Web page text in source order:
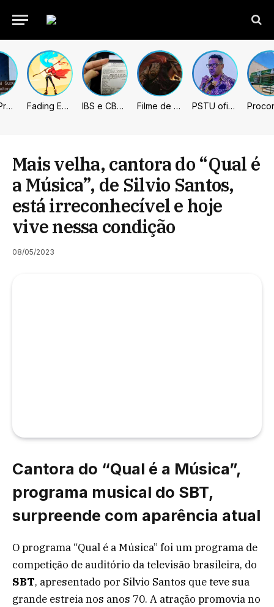
União Progressista e PL terão mais tempo de propaganda eleitoral Fading Echo – Review IBS e CBS necessitarão constar nas notas fiscais com início desta 2ª. Entenda Filme de Elden Ring tem gravações concluídas, mas ainda fica longe do lançamento PSTU oficializa Hertz Dias como candidato à Presidência da República
Mais velha, cantora do “Qual é
a Música”, de Silvio Santos,
está irreconhecível e hoje
vive nessa condição
08/05/2023
Cantora do “Qual é a Música”,
programa musical do SBT,
surpreende com aparência atual
O programa “Qual é a Música” foi um programa de
competição de auditório da televisão brasileira, do
SBT, apresentado por Silvio Santos que teve sua
grande estreia nos anos 70. A atração promovia no